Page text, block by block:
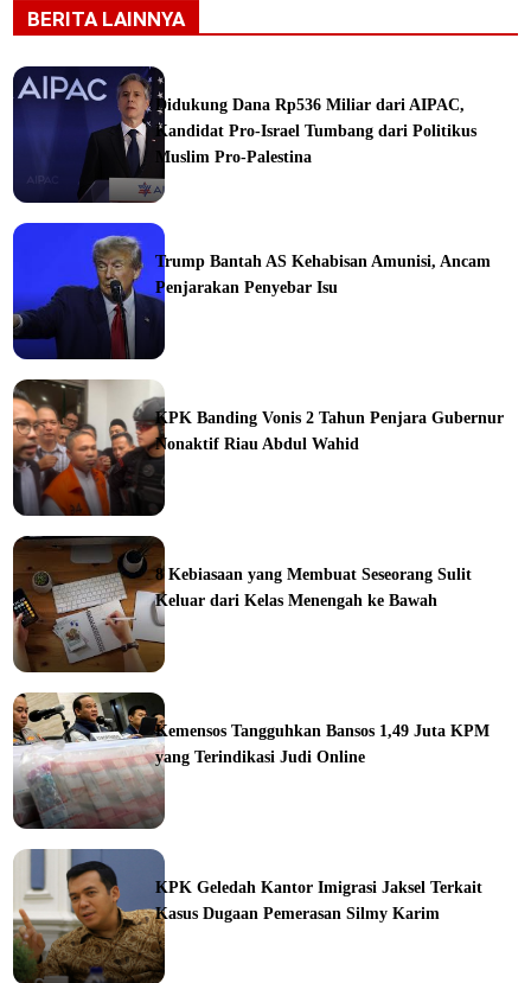
BERITA LAINNYA
Didukung Dana Rp536 Miliar dari AIPAC,
Kandidat Pro-Israel Tumbang dari Politikus
Muslim Pro-Palestina
Trump Bantah AS Kehabisan Amunisi, Ancam
Penjarakan Penyebar Isu
KPK Banding Vonis 2 Tahun Penjara Gubernur
Nonaktif Riau Abdul Wahid
8 Kebiasaan yang Membuat Seseorang Sulit
Keluar dari Kelas Menengah ke Bawah
Kemensos Tangguhkan Bansos 1,49 Juta KPM
yang Terindikasi Judi Online
KPK Geledah Kantor Imigrasi Jaksel Terkait
Kasus Dugaan Pemerasan Silmy Karim